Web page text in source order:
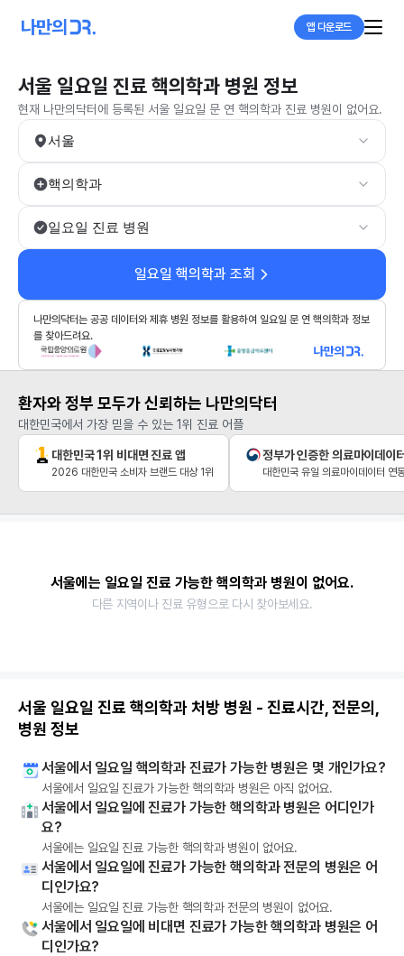
앱 다운로드
서울 일요일 진료 핵의학과 병원 정보
현재 나만의닥터에 등록된 서울 일요일 문 연 핵의학과 진료 병원이 없어요.
서울
핵의학과
일요일 진료 병원
일요일 핵의학과 조회
나만의닥터는 공공 데이터와 제휴 병원 정보를 활용하여 일요일 문 연 핵의학과 정보
를 찾아드려요.
환자와 정부 모두가 신뢰하는 나만의닥터
대한민국에서 가장 믿을 수 있는 1위 진료 어플
대한민국 1위 비대면 진료 앱
2026 대한민국 소비자 브랜드 대상 1위
정부가 인증한 의료마이데이
대한민국 유일 의료마이데이터 연
서울에는 일요일 진료 가능한 핵의학과 병원이 없어요.
다른 지역이나 진료 유형으로 다시 찾아보세요.
서울 일요일 진료 핵의학과 처방 병원 - 진료시간, 전문의,
병원 정보
서울에서 일요일 핵의학과 진료가 가능한 병원은 몇 개인가요?
서울에서 일요일 진료가 가능한 핵의학과 병원은 아직 없어요.
서울에서 일요일에 진료가 가능한 핵의학과 병원은 어디인가
요?
서울에는 일요일 진료 가능한 핵의학과 병원이 없어요.
서울에서 일요일에 진료가 가능한 핵의학과 전문의 병원은 어
디인가요?
서울에는 일요일 진료 가능한 핵의학과 전문의 병원이 없어요.
서울에서 일요일에 비대면 진료가 가능한 핵의학과 병원은 어
디인가요?